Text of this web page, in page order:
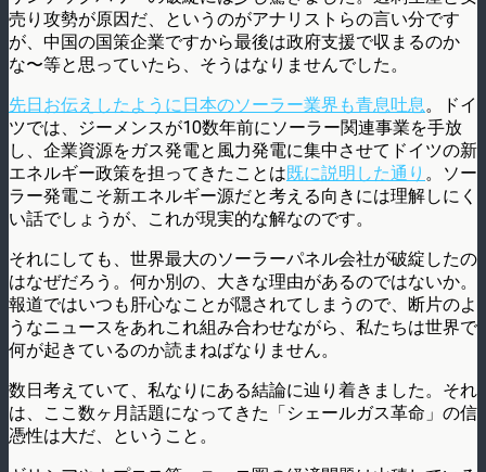
売り攻勢が原因だ、というのがアナリストらの言い分です
が、中国の国策企業ですから最後は政府支援で収まるのか
な〜等と思っていたら、そうはなりませんでした。
先日お伝えしたように日本のソーラー業界も青息吐息。ドイ
ツでは、ジーメンスが10数年前にソーラー関連事業を手放
し、企業資源をガス発電と風力発電に集中させてドイツの新
エネルギー政策を担ってきたことは既に説明した通り 。ソー
ラー発電こそ新エネルギー源だと考える向きには理解しにく
い話でしょうが、これが現実的な解なのです。
それにしても、世界最大のソーラーパネル会社が破綻したの
はなぜだろう。何か別の、大きな理由があるのではないか。
報道ではいつも肝心なことが隠されてしまうので、断片のよ
うなニュースをあれこれ組み合わせながら、私たちは世界で
何が起きているのか読まねばなりません。
数日考えていて、私なりにある結論に辿り着きました。それ
は、ここ数ヶ月話題になってきた「シェールガス革命」の信
憑性は大だ、ということ。